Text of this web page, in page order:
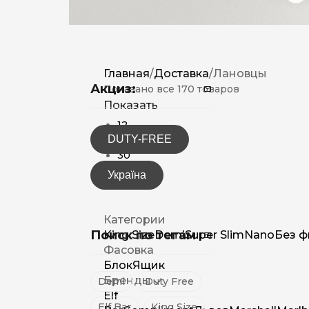
Акциз:
DUTY-FREE
Україна
Поиск по тегам
Demi Duty Free
Главная/Доставка/Лановцы
Показано все 170 товаров
Показать
12
15
30
Категории
King SizeDemiSuper SlimNanoБез
Фасовка
БлокЯщик
Бренды
Elf